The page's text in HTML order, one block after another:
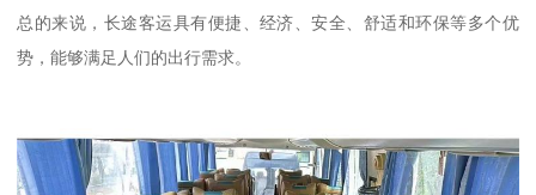
总的来说，长途客运具有便捷、经济、安全、舒适和环保等多个优
势，能够满足人们的出行需求。